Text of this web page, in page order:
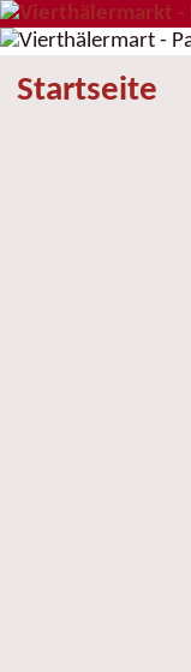
Startseite